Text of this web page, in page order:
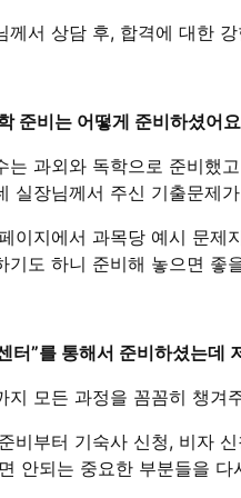
께서 상담 후, 합격에 대한
준비는 어떻게 준비하셨어
는 과외와 독학으로 준비했
실장님께서 주신 기출문제
이지에서 과목당 예시 문제
기도 하니 준비해 놓으면 좋
터”를 통해서 준비하셨는데
지 모든 과정을 꼼꼼히 챙겨
비부터 기숙사 신청, 비자
안되는 중요한 부분들을 다